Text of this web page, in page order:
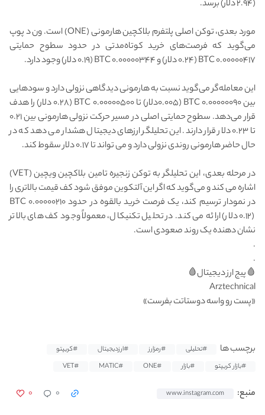
(۲.۹۴ دلار) برسد.
مورد بعدی، توکن اصلی پلتفرم بلاکچین هارمونی (ONE) است. ون د پوپ
می‌گوید که فرصت‌های خرید کوتاه‌مدتی در حدود سطوح حمایتی
۰.۰۰۰۰۰۴۱۷ BTC (۰.۲۴ دلار) و ۰.۰۰۰۰۰۳۴۴ BTC (۰.۱۹ دلار) وجود دارد.
این معامله‌گر می‌گوید نسبت به هارمونی دیدگاهی نزولی دارد و سودهایی
بین ۰.۰۰۰۰۰۰۹۰ BTC (۰.۰۰۵دلار) تا ۰.۰۰۰۰۰۵۰۰ BTC (۰.۲۸ دلار) را هدف
قرار می‌دهد. سطوح حمایتی اصلی در مسیر حرکت نزولی هارمونی بین ۰.۲۱
تا ۰.۲۳ دلار قرار دارند. این تحلیلگر ارزهای دیجیتال هشدار می دهد که در
حال حاضر هارمونی روندی نزولی دارد و می تواند تا ۰.۱۷ دلار سقوط کند.
در مرحله بعدی، این تحلیلگر به توکن زنجیره تامین بلاکچین ویچین (VET)
اشاره می کند و می‌گوید که اگر این آلتکوین موفق شود کف قیمت بالاتری را
در نمودار ترسیم کند، یک فرصت خرید بالقوه در حدود ۰.۰۰۰۰۰۲۱۰ BTC
(۰.۱۲ دلار) ارائه می کند. در تحلیل تکنیکال، معمولاً وجود کف های بالاتر
نشان دهنده یک روند صعودی است.
.
.
🩸پیج ارز دیجیتال🩸
Arztechnical
«پست رو واسه دوستاتت بفرست»
برچسب ها #تحلیلی #رمزارز #ارزدیجیتال
#کریپتو
#بازار کریپتو
#بازار #ONE
#MATIC
#VET
منبع: www.instagram.com ۰ ۰